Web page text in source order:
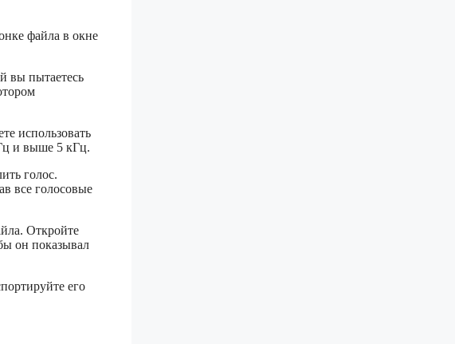
файла в окне
вы пытаетесь
использовать
и выше 5 кГц.
голос.
все голосовые
Откройте
он показывал
его